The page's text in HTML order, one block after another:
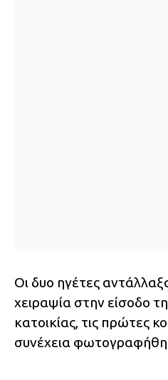
Οι δυο ηγέτες
χειραψία στην είσοδο
κατοικίας, τις πρώτες
συνέχεια